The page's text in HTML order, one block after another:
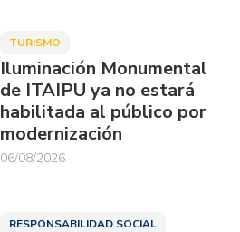
TURISMO
Iluminación Monumental
de ITAIPU ya no estará
habilitada al público por
modernización
06/08/2026
RESPONSABILIDAD SOCIAL